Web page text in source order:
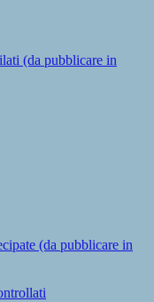
(da pubblicare in
(da pubblicare in